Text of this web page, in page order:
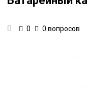
0 0 вопросов